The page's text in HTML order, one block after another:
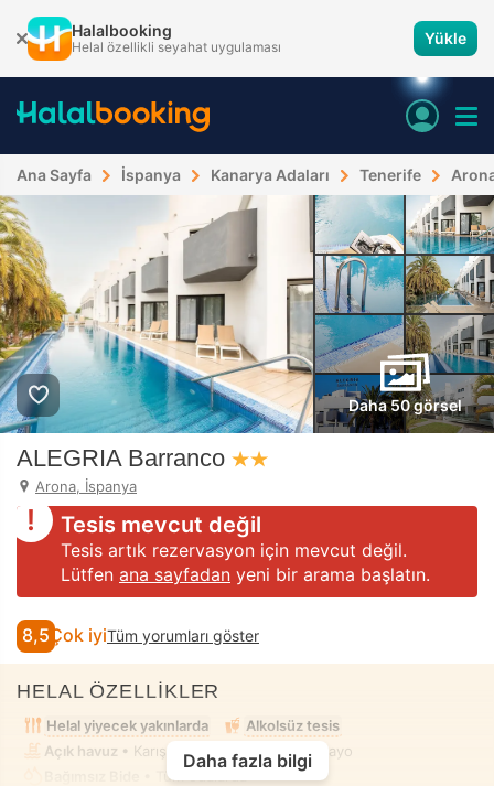
Halalbooking
Helal özellikli seyahat uygulaması Yükle
Ana Sayfa İspanya Kanarya Adaları Tenerife
Daha 50 görsel
ALEGRIA Barranco
Arona, İspanya
Tesis mevcut değil
Tesis artık rezervasyon için mevcut değil.
Lütfen ana sayfadan yeni bir arama başlatın.
8,5 Çok iyiTüm yorumları göster
HELAL ÖZELLİKLER
Helal yiyecek yakınlarda
Alkolsüz tesis
Açık havuz • Karışık kullanım • Tesettür mayo
• Tüm odalarda
Daha fazla bilgi